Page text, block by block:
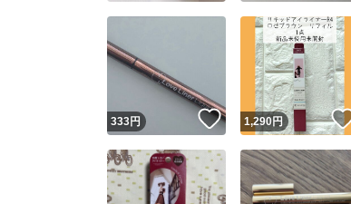
333円 いいね！
1,290円